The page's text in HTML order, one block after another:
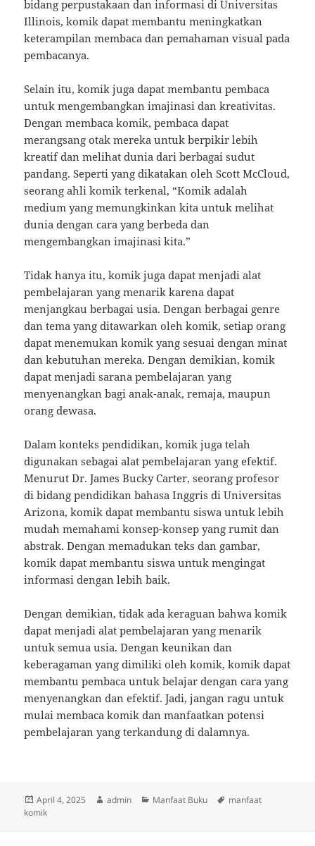
bidang perpustakaan dan informasi di Universitas
Illinois, komik dapat membantu meningkatkan
keterampilan membaca dan pemahaman visual pada
pembacanya.
Selain itu, komik juga dapat membantu pembaca
untuk mengembangkan imajinasi dan kreativitas.
Dengan membaca komik, pembaca dapat
merangsang otak mereka untuk berpikir lebih
kreatif dan melihat dunia dari berbagai sudut
pandang. Seperti yang dikatakan oleh Scott McCloud,
seorang ahli komik terkenal, “Komik adalah
medium yang memungkinkan kita untuk melihat
dunia dengan cara yang berbeda dan
mengembangkan imajinasi kita.”
Tidak hanya itu, komik juga dapat menjadi alat
pembelajaran yang menarik karena dapat
menjangkau berbagai usia. Dengan berbagai genre
dan tema yang ditawarkan oleh komik, setiap orang
dapat menemukan komik yang sesuai dengan minat
dan kebutuhan mereka. Dengan demikian, komik
dapat menjadi sarana pembelajaran yang
menyenangkan bagi anak-anak, remaja, maupun
orang dewasa.
Dalam konteks pendidikan, komik juga telah
digunakan sebagai alat pembelajaran yang efektif.
Menurut Dr. James Bucky Carter, seorang profesor
di bidang pendidikan bahasa Inggris di Universitas
Arizona, komik dapat membantu siswa untuk lebih
mudah memahami konsep-konsep yang rumit dan
abstrak. Dengan memadukan teks dan gambar,
komik dapat membantu siswa untuk mengingat
informasi dengan lebih baik.
Dengan demikian, tidak ada keraguan bahwa komik
dapat menjadi alat pembelajaran yang menarik
untuk semua usia. Dengan keunikan dan
keberagaman yang dimiliki oleh komik, komik dapat
membantu pembaca untuk belajar dengan cara yang
menyenangkan dan efektif. Jadi, jangan ragu untuk
mulai membaca komik dan manfaatkan potensi
pembelajaran yang terkandung di dalamnya.
Posted
on
April 4, 2025 Author
admin Categories
Manfaat Buku Tags
manfaat
komik